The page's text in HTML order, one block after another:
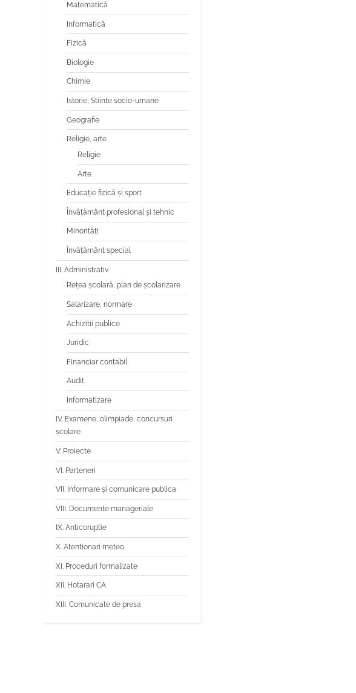
Matematică
Informatică
Fizică
Biologie
Chimie
Istorie, Stiinte socio-umane
Geografie
Religie, arte
Religie
Arte
Educaţie fizică şi sport
Învăţământ profesional şi tehnic
Minorităţi
Învăţământ special
III. Administrativ
Reţea şcolară, plan de şcolarizare
Salarizare, normare
Achizitii publice
Juridic
Financiar contabil
Audit
Informatizare
IV. Examene, olimpiade, concursuri
școlare
V. Proiecte
VI. Parteneri
VII. Informare și comunicare publica
VIII. Documente manageriale
IX. Anticoruptie
X. Atentionari meteo
XI. Proceduri formalizate
XII. Hotarari CA
XIII. Comunicate de presa